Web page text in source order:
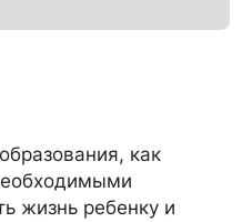
как
жизнь ребенку и